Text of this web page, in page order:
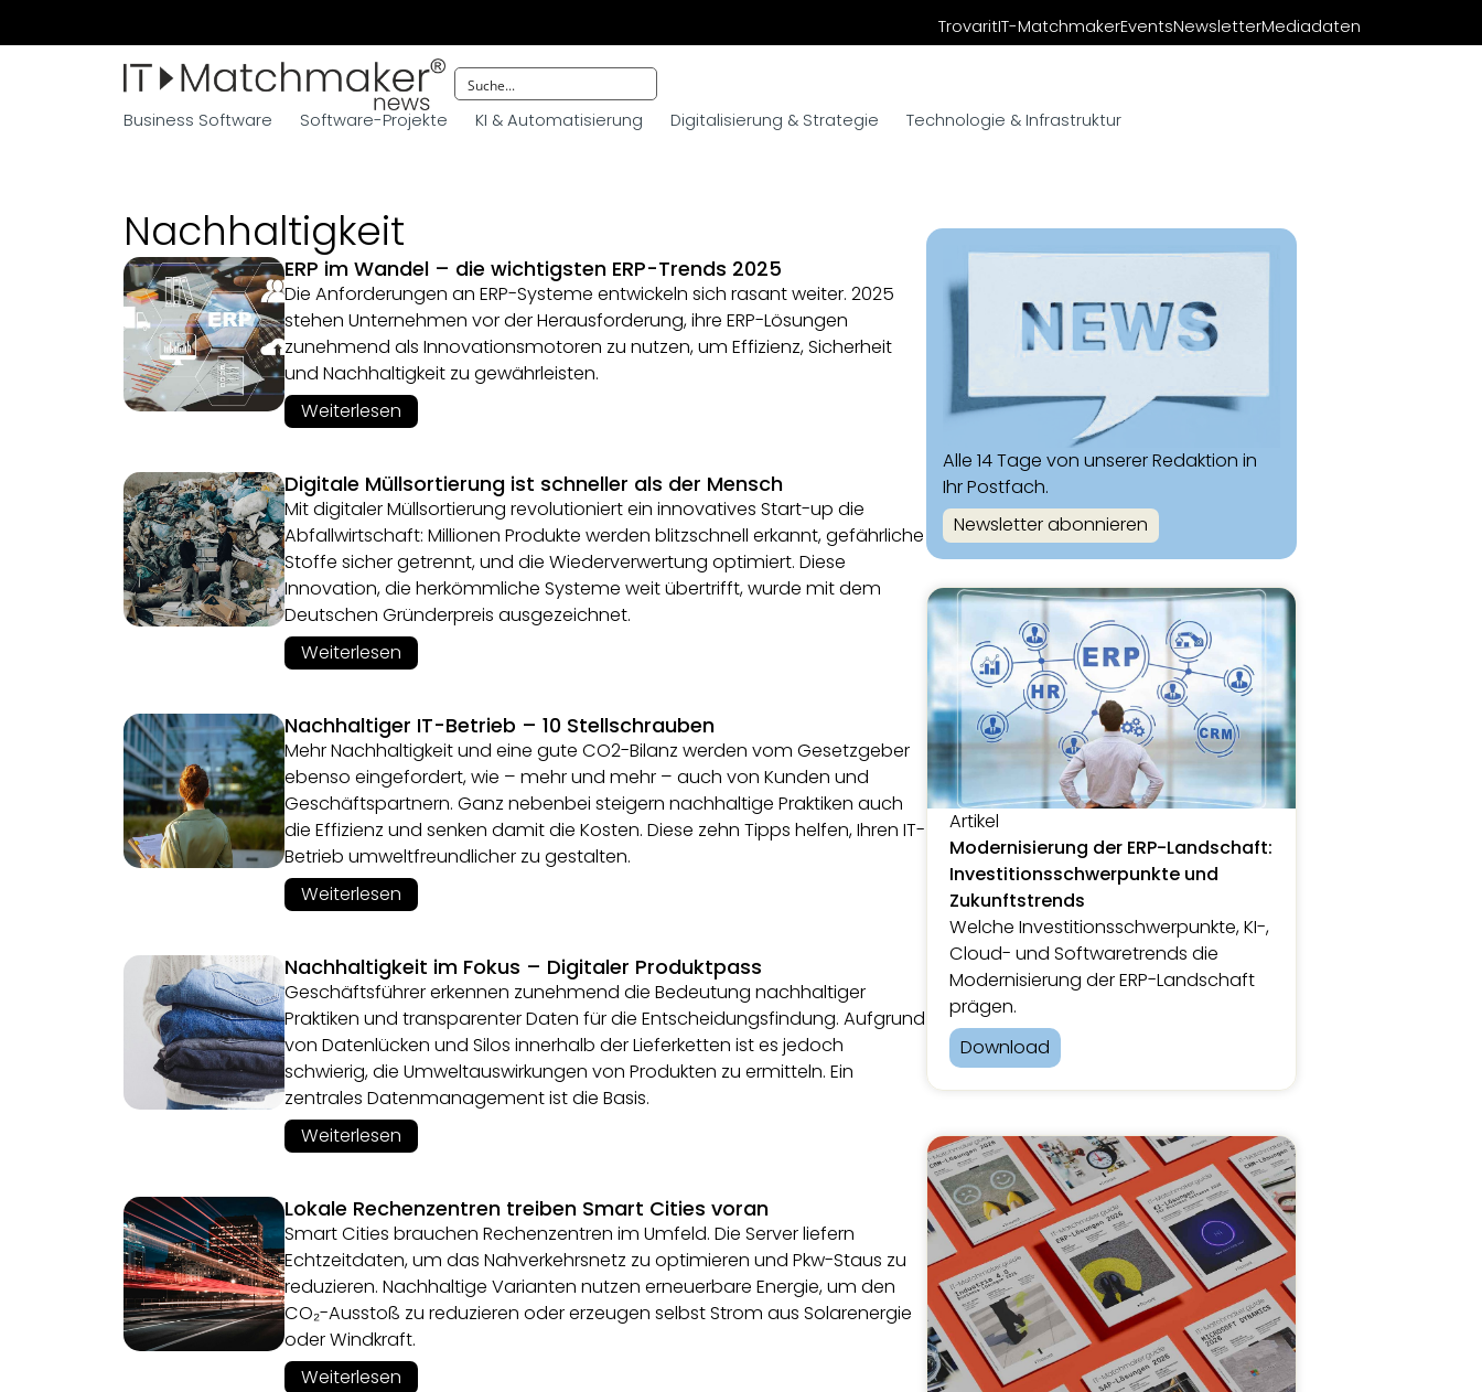
TrovaritIT-MatchmakerEventsNewsletterMediadaten
Business Software Software-Projekte KI & Automatisierung Digitalisierung & Strategie Technologie & Infrastruktur
Nachhaltigkeit
ERP im Wandel – die wichtigsten ERP-Trends 2025
Die Anforderungen an ERP-Systeme entwickeln sich rasant weiter. 2025
stehen Unternehmen vor der Herausforderung, ihre ERP-Lösungen
zunehmend als Innovationsmotoren zu nutzen, um Effizienz, Sicherheit
und Nachhaltigkeit zu gewährleisten.
Weiterlesen
Digitale Müllsortierung ist schneller als der Mensch
Mit digitaler Müllsortierung revolutioniert ein innovatives Start-up die
Abfallwirtschaft: Millionen Produkte werden blitzschnell erkannt, gefährliche
Stoffe sicher getrennt, und die Wiederverwertung optimiert. Diese
Innovation, die herkömmliche Systeme weit übertrifft, wurde mit dem
Deutschen Gründerpreis ausgezeichnet.
Weiterlesen
Nachhaltiger IT-Betrieb – 10 Stellschrauben
Mehr Nachhaltigkeit und eine gute CO2-Bilanz werden vom Gesetzgeber
ebenso eingefordert, wie – mehr und mehr – auch von Kunden und
Geschäftspartnern. Ganz nebenbei steigern nachhaltige Praktiken auch
die Effizienz und senken damit die Kosten. Diese zehn Tipps helfen, Ihren IT-
Betrieb umweltfreundlicher zu gestalten.
Weiterlesen
Nachhaltigkeit im Fokus – Digitaler Produktpass
Geschäftsführer erkennen zunehmend die Bedeutung nachhaltiger
Praktiken und transparenter Daten für die Entscheidungsfindung. Aufgrund
von Datenlücken und Silos innerhalb der Lieferketten ist es jedoch
schwierig, die Umweltauswirkungen von Produkten zu ermitteln. Ein
zentrales Datenmanagement ist die Basis.
Weiterlesen
Lokale Rechenzentren treiben Smart Cities voran
Smart Cities brauchen Rechenzentren im Umfeld. Die Server liefern
Echtzeitdaten, um das Nahverkehrsnetz zu optimieren und Pkw-Staus zu
reduzieren. Nachhaltige Varianten nutzen erneuerbare Energie, um den
CO₂-Ausstoß zu reduzieren oder erzeugen selbst Strom aus Solarenergie
oder Windkraft.
Weiterlesen
Alle 14 Tage von unserer Redaktion in
Ihr Postfach.
Newsletter abonnieren
Artikel
Modernisierung der ERP-Landschaft:
Investitionsschwerpunkte und
Zukunftstrends
Welche Investitionsschwerpunkte, KI-,
Cloud- und Softwaretrends die
Modernisierung der ERP-Landschaft
prägen.
Download